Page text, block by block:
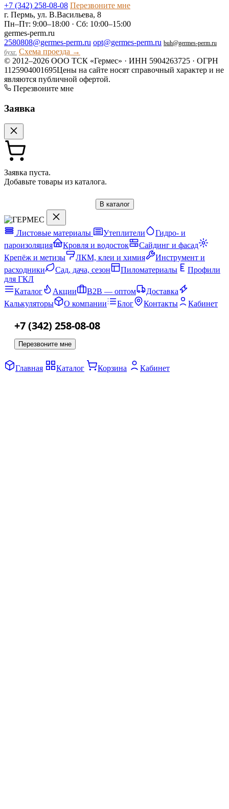
+7 (342) 258-08-08 Перезвоните мне
г. Пермь, ул. В.Васильева, 8
Пн–Пт: 9:00–18:00 · Сб: 10:00–15:00
germes-perm.ru
2580808@germes-perm.ru opt@germes-perm.ru buh@germes-perm.ru
бухг. Схема проезда →
© 2012–2026 ООО ТСК «Гермес» · ИНН 5904263725 · ОГРН
1125904001695Цены на сайте носят справочный характер и не
являются публичной офертой.
Перезвоните мне
Заявка
Заявка пуста.
Добавьте товары из каталога.
В каталог
Листовые материалы Утеплители
Гидро- и
пароизоляция
Кровля и водосток
Сайдинг и фасад
Крепёж и метизы
ЛКМ, клеи и химия
Инструмент и
расходники
Сад, дача, сезон Пиломатериалы
Профили
для ГКЛ
Каталог
Акции B2B — оптом
Доставка
Калькуляторы
О компании Блог Контакты Кабинет
+7 (342) 258-08-08
Перезвоните мне
Главная Каталог Корзина Кабинет